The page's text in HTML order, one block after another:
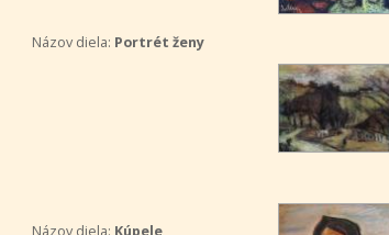
Názov diela: Portrét ženy
Názov diela: Kúpele